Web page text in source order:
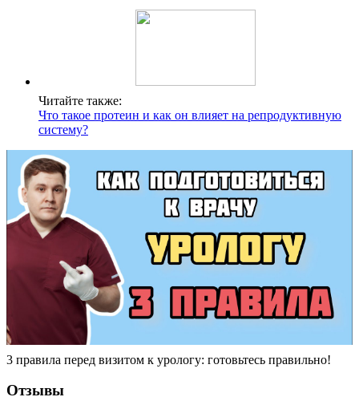
Читайте также:
Что такое протеин и как он влияет на репродуктивную
систему?
3 правила перед визитом к урологу: готовьтесь правильно!
Отзывы